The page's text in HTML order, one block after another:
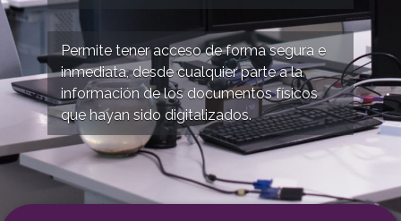
Permite tener acceso de forma segura e
inmediata, desde cualquier parte a la
información de los documentos físicos
que hayan sido digitalizados.